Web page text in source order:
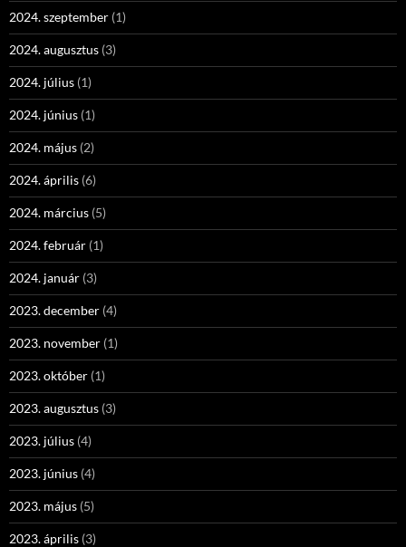
2024. szeptember (1)
2024. augusztus (3)
2024. július (1)
2024. június (1)
2024. május (2)
2024. április (6)
2024. március (5)
2024. február (1)
2024. január (3)
2023. december (4)
2023. november (1)
2023. október (1)
2023. augusztus (3)
2023. július (4)
2023. június (4)
2023. május (5)
2023. április (3)